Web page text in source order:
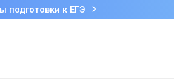
подготовки к ЕГЭ